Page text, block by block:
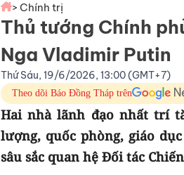
> Chính trị
Thủ tướng Chính
Nga Vladimir Putin
Thứ Sáu, 19/6/2026, 13:00 (GMT+7)
Theo dõi Báo Đồng Tháp trên
Hai nhà lãnh đạo nhất trí
lượng, quốc phòng, giáo
sâu sắc quan hệ Đối tác